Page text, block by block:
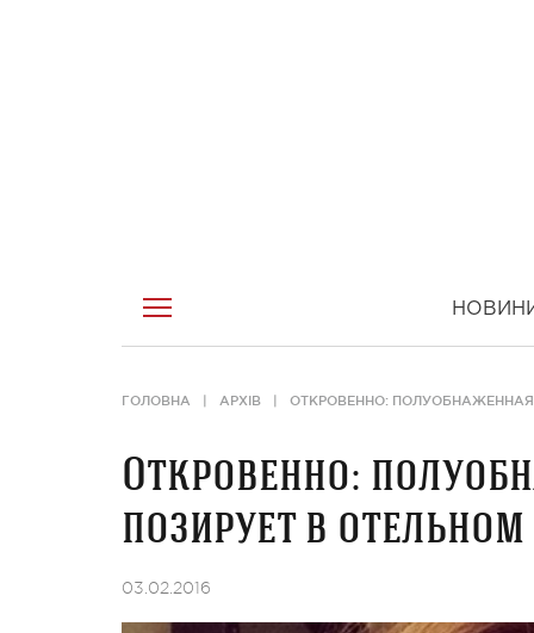
ГОЛОВНА АРХІВ ОТКРОВЕННО: ПОЛУОБНАЖЕННАЯ
Откровенно:
позирует в
03.02.2016